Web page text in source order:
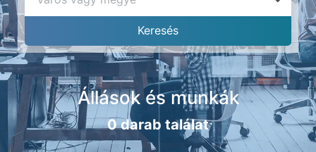
Állások és munkák
0 darab találat